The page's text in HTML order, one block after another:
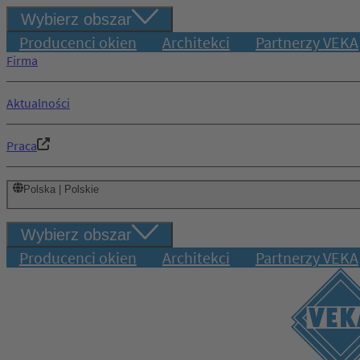
Wybierz obszar
Producenci okien Architekci Partnerzy VEKA
Firma
Aktualności
Praca
Polska | Polskie
Wybierz obszar
Producenci okien Architekci Partnerzy VEKA